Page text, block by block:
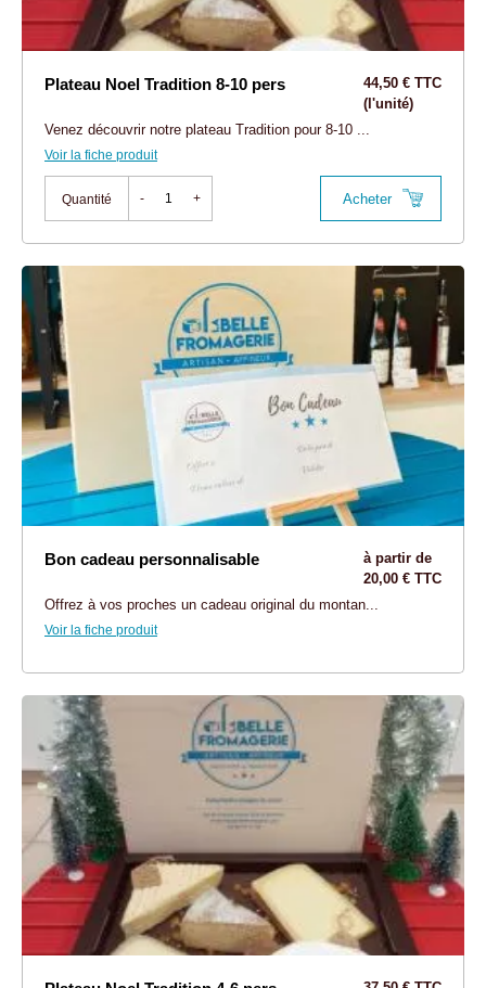
Plateau Noel Tradition 8-10 pers
44,50 € TTC
(l'unité)
Venez découvrir notre plateau Tradition pour 8-10 ...
Voir la fiche produit
Quantité - + Acheter
Bon cadeau personnalisable
à partir de
20,00 € TTC
Offrez à vos proches un cadeau original du montan...
Voir la fiche produit